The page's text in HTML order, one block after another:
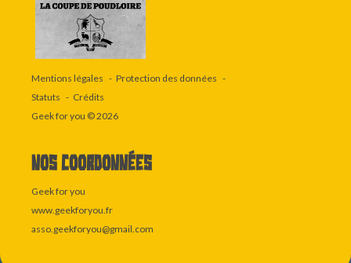
Mentions légales
Protection des données
Statuts
Crédits
Geek for you © 2026
Nos coordonnées
Geek for you
www.geekforyou.fr
asso.geekforyou@gmail.com